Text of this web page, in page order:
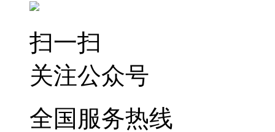
扫一扫
关注公众号
全国服务热线